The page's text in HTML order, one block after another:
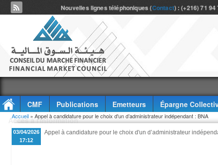
Nouvelles lignes téléphoniques (Contact) : (+216) 71
CMF Publications Emetteurs
Épargne
Accès à l'information
Vous êtes ici
Accueil » Appel à candidature pour le choix d'un d’administrateur indépendant : BNA
03/04/2026
17:12
Appel à candidature pour le choix d'un d’administrateur